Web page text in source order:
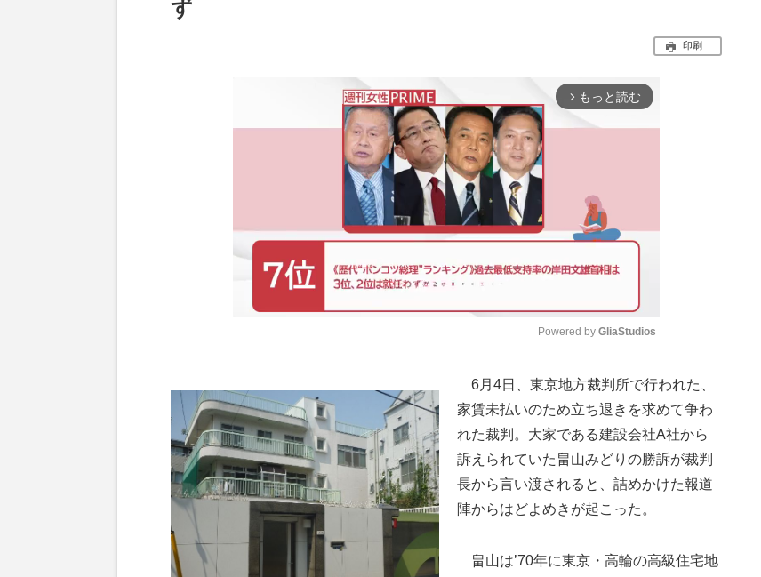
ず
印刷
arrow_forward_ios もっと読む
M
u
e
Powered by GliaStudios
6月4日、東京地方裁判所で行われた、
家賃未払いのため立ち退きを求めて争わ
れた裁判。大家である建設会社A社から
訴えられていた畠山みどりの勝訴が裁判
長から言い渡されると、詰めかけた報道
陣からはどよめきが起こった。
畠山は’70年に東京・高輪の高級住宅地